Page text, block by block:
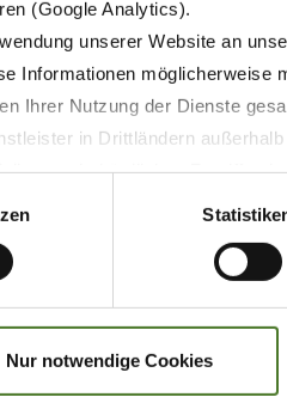
(Google Analytics).
unserer Website an
Informationen möglicherweise
Ihrer Nutzung der Dienste
in Drittländern
von behördlichen Zugriffen
Nur notwendige Cookies
Vendro Highland